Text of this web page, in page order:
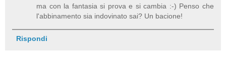
ma con la fantasia si prova e si cambia :-) Penso che
l'abbinamento sia indovinato sai? Un bacione!
Rispondi